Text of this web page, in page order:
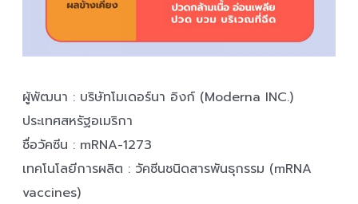
ผู้พัฒนา : บริษัทโมเดอร์นา อิงก์ (Moderna INC.)
ประเทศสหรัฐอเมริกา
ชื่อวัคซีน : mRNA-1273
เทคโนโลยีการผลิต : วัคซีนชนิดสารพันธุกรรม (mRNA
vaccines)